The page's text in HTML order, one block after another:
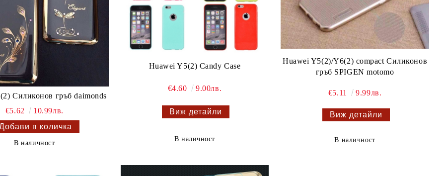
Силиконов гръб daimonds
€5.62
10.99лв.
В наличност
Huawei Y5(2) Candy Case
€4.60 9.00лв.
Виж детайли
В наличност
Huawei Y5(2)/Y6(2) compact Силиконов
гръб SPIGEN motomo
€5.11 9.99лв.
Виж детайли
В наличност